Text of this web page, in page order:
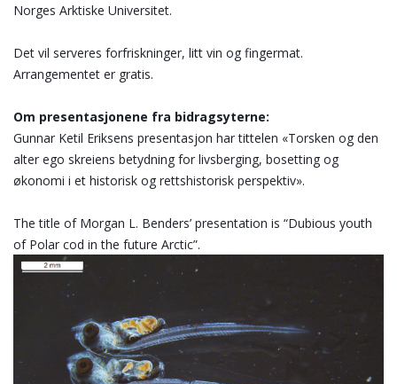
Norges Arktiske Universitet.
Det vil serveres forfriskninger, litt vin og fingermat.
Arrangementet er gratis.
Om presentasjonene fra bidragsyterne:
Gunnar Ketil Eriksens presentasjon har tittelen «Torsken og den
alter ego skreiens betydning for livsberging, bosetting og
økonomi i et historisk og rettshistorisk perspektiv».
The title of Morgan L. Benders’ presentation is “Dubious youth